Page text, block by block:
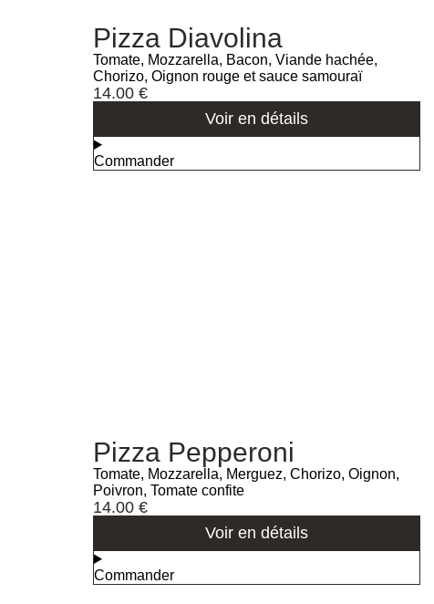
Pizza Diavolina
Tomate, Mozzarella, Bacon, Viande hachée,
Chorizo, Oignon rouge et sauce samouraï
14.00 €
Voir en détails
Commander
Pizza Pepperoni
Tomate, Mozzarella, Merguez, Chorizo, Oignon,
Poivron, Tomate confite
14.00 €
Voir en détails
Commander